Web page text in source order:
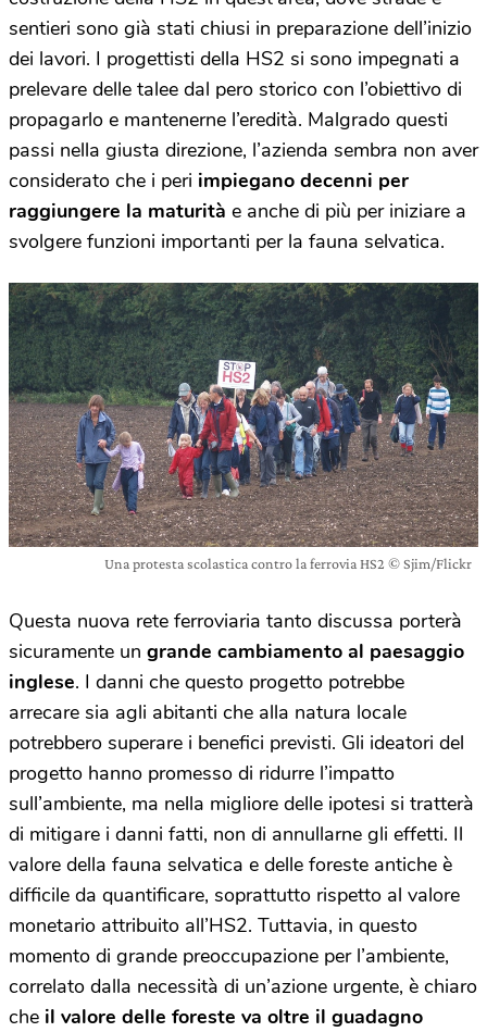
sentieri sono già stati chiusi in preparazione dell’inizio
dei lavori. I progettisti della HS2 si sono impegnati a
prelevare delle talee dal pero storico con l’obiettivo di
propagarlo e mantenerne l’eredità. Malgrado questi
passi nella giusta direzione, l’azienda sembra non aver
considerato che i peri impiegano decenni per
raggiungere la maturità e anche di più per iniziare a
svolgere funzioni importanti per la fauna selvatica.
Una protesta scolastica contro la ferrovia HS2 © Sjim/Flickr
Questa nuova rete ferroviaria tanto discussa porterà
sicuramente un grande cambiamento al paesaggio
inglese. I danni che questo progetto potrebbe
arrecare sia agli abitanti che alla natura locale
potrebbero superare i benefici previsti. Gli ideatori del
progetto hanno promesso di ridurre l’impatto
sull’ambiente, ma nella migliore delle ipotesi si tratterà
di mitigare i danni fatti, non di annullarne gli effetti. Il
valore della fauna selvatica e delle foreste antiche è
difficile da quantificare, soprattutto rispetto al valore
monetario attribuito all’HS2. Tuttavia, in questo
momento di grande preoccupazione per l’ambiente,
correlato dalla necessità di un’azione urgente, è chiaro
che il valore delle foreste va oltre il guadagno